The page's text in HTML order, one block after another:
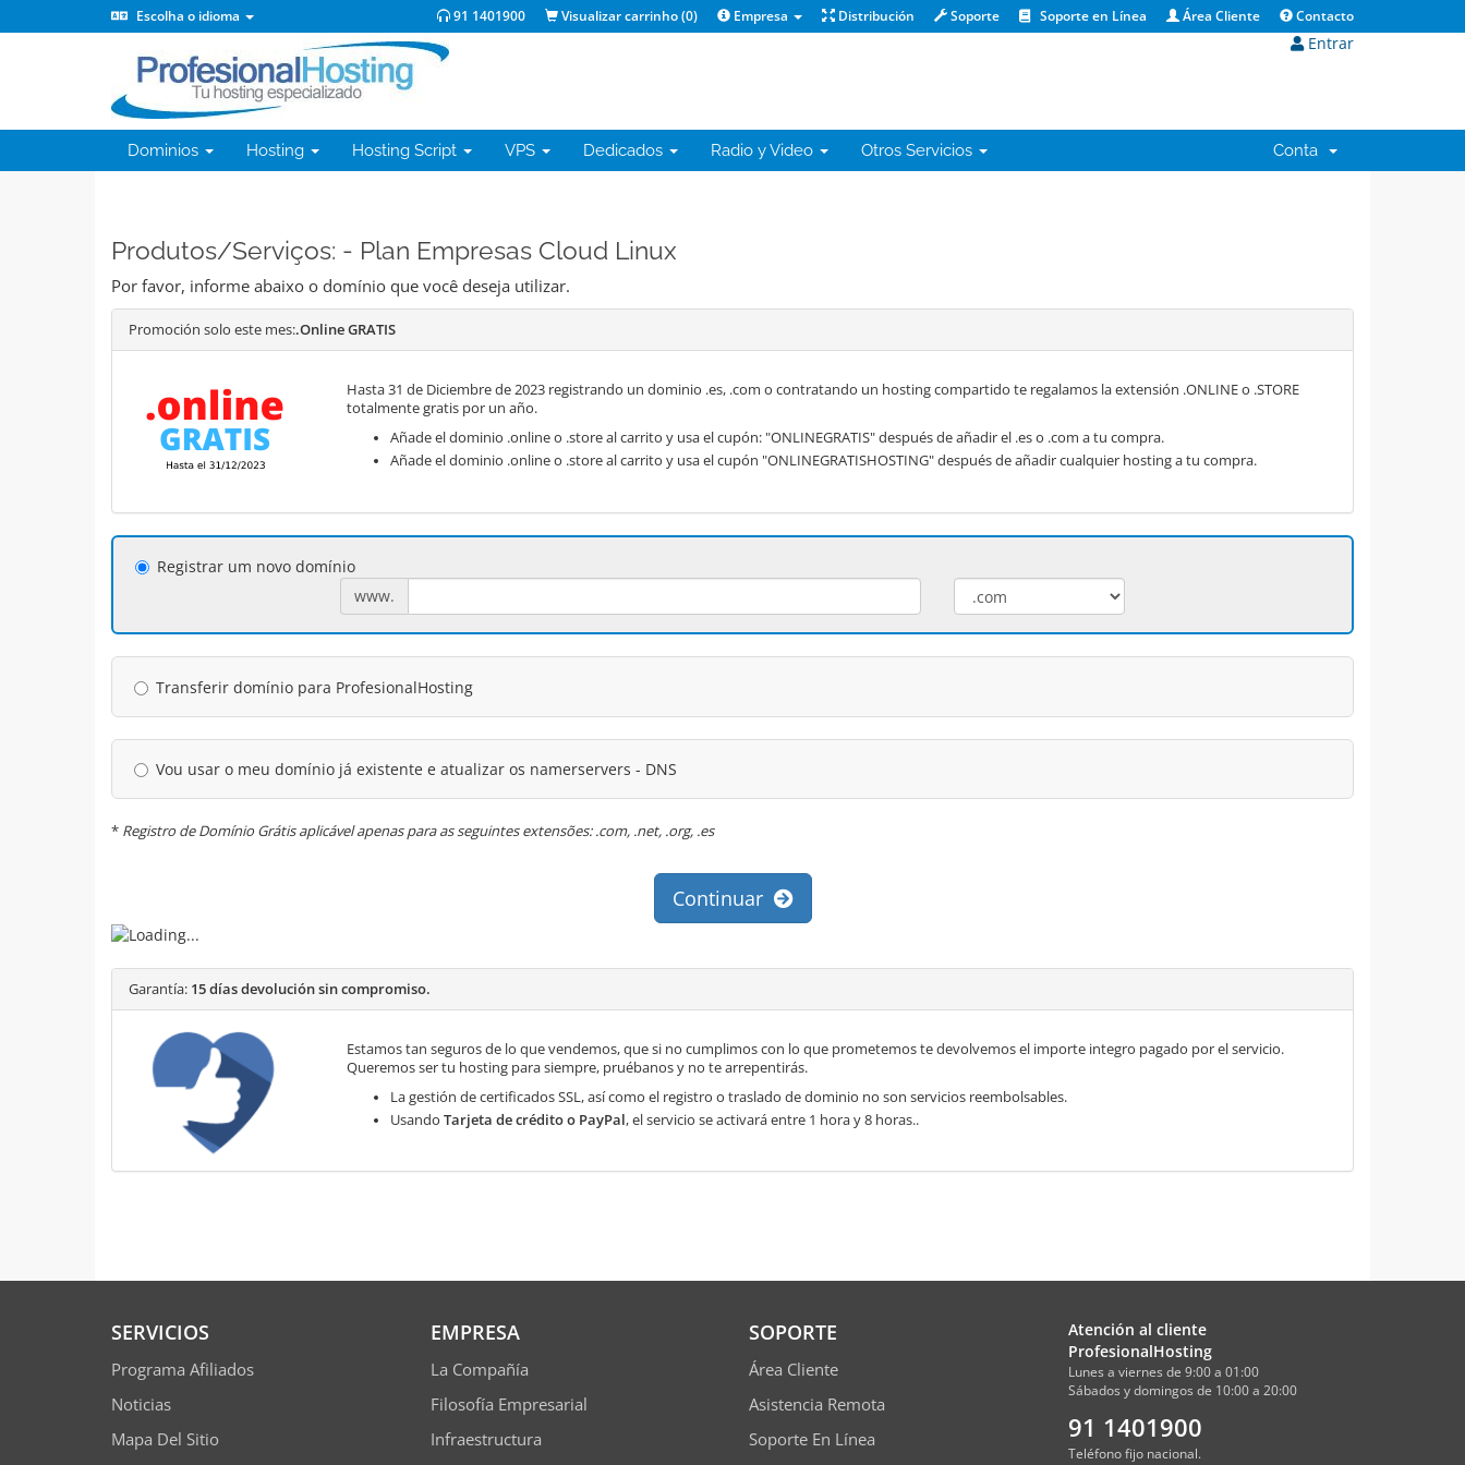
Escolha o idioma 91 1401900 Visualizar carrinho (0) Empresa Distribución Soporte Soporte en Línea Área Cliente Contacto
Entrar
Dominios Hosting Hosting Script VPS Dedicados Radio y Video Otros Servicios Conta
Produtos/Serviços: - Plan Empresas Cloud Linux
Por favor, informe abaixo o domínio que você deseja utilizar.
Promoción solo este mes:.Online GRATIS
Hasta 31 de Diciembre de 2023 registrando un dominio .es, .com o contratando un hosting compartido te regalamos la extensión .ONLINE o .STORE
totalmente gratis por un año.
Añade el dominio .online o .store al carrito y usa el cupón: "ONLINEGRATIS" después de añadir el .es o .com a tu compra.
Añade el dominio .online o .store al carrito y usa el cupón "ONLINEGRATISHOSTING" después de añadir cualquier hosting a tu compra.
Registrar um novo domínio
www.
Transferir domínio para ProfesionalHosting
Vou usar o meu domínio já existente e atualizar os namerservers - DNS
* Registro de Domínio Grátis aplicável apenas para as seguintes extensões: .com, .net, .org, .es
Continuar
Garantía: 15 días devolución sin compromiso.
Estamos tan seguros de lo que vendemos, que si no cumplimos con lo que prometemos te devolvemos el importe integro pagado por el servicio.
Queremos ser tu hosting para siempre, pruébanos y no te arrepentirás.
La gestión de certificados SSL, así como el registro o traslado de dominio no son servicios reembolsables.
Usando Tarjeta de crédito o PayPal, el servicio se activará entre 1 hora y 8 horas..
SERVICIOS
Programa Afiliados
Noticias
Mapa Del Sitio
EMPRESA
La Compañía
Filosofía Empresarial
Infraestructura
SOPORTE
Área Cliente
Asistencia Remota
Soporte En Línea
Atención al cliente
ProfesionalHosting
Lunes a viernes de 9:00 a 01:00
Sábados y domingos de 10:00 a 20:00
91 1401900
Teléfono fijo nacional.